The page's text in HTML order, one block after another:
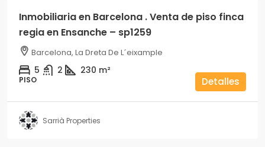
Inmobiliaria en Barcelona . Venta de piso finca
regia en Ensanche – sp1259
Barcelona, La Dreta De L´eixample
5 2 230 m²
PISO Detalles
Sarrià Properties